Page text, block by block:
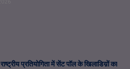
प्रतियोगिता में सेंट पॉल के खिलाडिय़ों का